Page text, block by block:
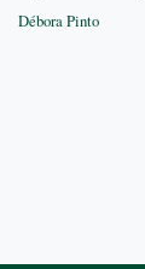
Débora Pinto